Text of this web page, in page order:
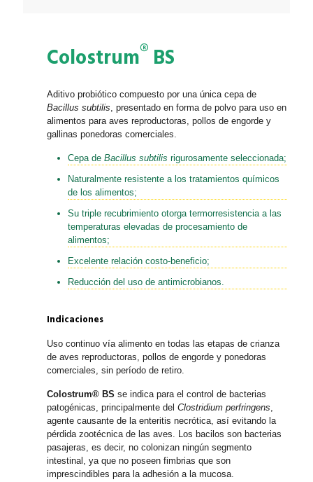
Colostrum® BS
Aditivo probiótico compuesto por una única cepa de
Bacillus subtilis , presentado en forma de polvo para uso en
alimentos para aves reproductoras, pollos de engorde y
gallinas ponedoras comerciales.
Cepa deBacillus subtilis rigurosamente seleccionada;
Naturalmente resistente a los tratamientos químicos
de los alimentos;
Su triple recubrimiento otorga termorresistencia a las
temperaturas elevadas de procesamiento de
alimentos;
Excelente relación costo-beneficio;
Reducción del uso de antimicrobianos.
Indicaciones
Uso continuo vía alimento en todas las etapas de crianza
de aves reproductoras, pollos de engorde y ponedoras
comerciales, sin período de retiro.
Colostrum® BS se indica para el control de bacterias
patogénicas, principalmente delClostridium perfringens
agente causante de la enteritis necrótica, así evitando la
pérdida zootécnica de las aves. Los bacilos son bacterias
pasajeras, es decir, no colonizan ningún segmento
intestinal, ya que no poseen fimbrias que son
imprescindibles para la adhesión a la mucosa.